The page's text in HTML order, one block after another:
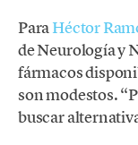
ParaHéctor
de Neurología y
fármacos
son modestos.
buscar